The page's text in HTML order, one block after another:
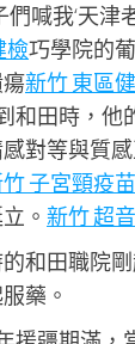
們喊我‘天
檢巧學院的
新竹 東區
到和田時，
對等與質
子宮頸疫苗
。 新竹 超
和田職院
藥。